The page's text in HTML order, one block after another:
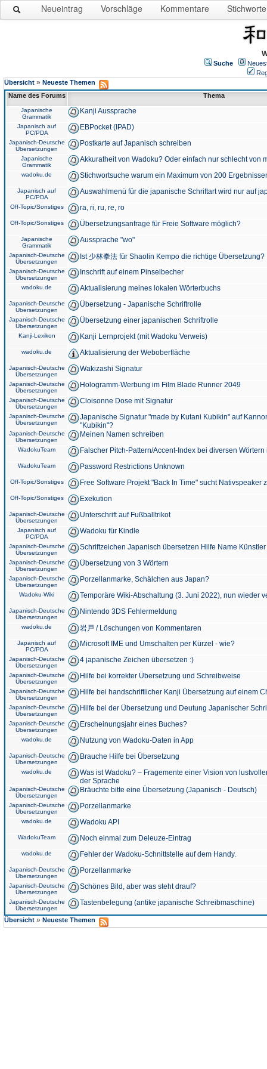
Neueintrag Vorschläge Kommentare Stichworte
Suche
Übersicht » Neueste Themen
Name des Forums
Thema
Japanische
Grammatik
Kanji Aussprache
Japanisch auf
PC/PDA
EBPocket (IPAD)
Japanisch-Deutsche
Übersetzungen
Postkarte auf Japanisch schreiben
Japanische
Grammatik
Akkuratheit von Wadoku? Oder einfach nur schlecht von
wadoku.de Stichwortsuche warum ein Maximum von 200
Japanisch auf
PC/PDA
Auswahlmenü für die japanische Schriftart wird nur auf
Off-Topic/Sonstiges ra, ri, ru, re, ro
Off-Topic/Sonstiges Übersetzungsanfrage für Freie Software möglich?
Japanische
Grammatik
Aussprache "wo"
Japanisch-Deutsche
Übersetzungen
Ist 少林拳法 für Shaolin Kempo die richtige Übersetzung?
Japanisch-Deutsche
Übersetzungen
Inschrift auf einem Pinselbecher
wadoku.de Aktualisierung meines lokalen Wörterbuchs
Japanisch-Deutsche
Übersetzungen
Übersetzung - Japanische Schriftrolle
Japanisch-Deutsche
Übersetzungen
Übersetzung einer japanischen Schriftrolle
Kanji-Lexikon Kanji Lernprojekt (mit Wadoku Verweis)
wadoku.de Aktualisierung der Weboberfläche
Japanisch-Deutsche
Übersetzungen
Wakizashi Signatur
Japanisch-Deutsche
Übersetzungen
Hologramm-Werbung im Film Blade Runner 2049
Japanisch-Deutsche
Übersetzungen
Cloisonne Dose mit Signatur
Japanisch-Deutsche
Übersetzungen
Japanische Signatur "made by Kutani Kubikin" auf
"Kubikin"?
Japanisch-Deutsche
Übersetzungen
Meinen Namen schreiben
WadokuTeam Falscher Pitch-Pattern/Accent-Index bei diversen
WadokuTeam Password Restrictions Unknown
Off-Topic/Sonstiges Free Software Projekt "Back In Time" sucht Nativspeaker
Off-Topic/Sonstiges Exekution
Japanisch-Deutsche
Übersetzungen
Unterschrift auf Fußballtrikot
Japanisch auf
PC/PDA
Wadoku für Kindle
Japanisch-Deutsche
Übersetzungen
Schriftzeichen Japanisch übersetzen Hilfe Name
Japanisch-Deutsche
Übersetzungen
Übersetzung von 3 Wörtern
Japanisch-Deutsche
Übersetzungen
Porzellanmarke, Schälchen aus Japan?
Wadoku-Wiki Temporäre Wiki-Abschaltung (3. Juni 2022), nun wieder
Japanisch-Deutsche
Übersetzungen
Nintendo 3DS Fehlermeldung
wadoku.de 岩戸 / Löschungen von Kommentaren
Japanisch auf
PC/PDA
Microsoft IME und Umschalten per Kürzel - wie?
Japanisch-Deutsche
Übersetzungen
4 japanische Zeichen übersetzen :)
Japanisch-Deutsche
Übersetzungen
Hilfe bei korrekter Übersetzung und Schreibweise
Japanisch-Deutsche
Übersetzungen
Hilfe bei handschriftlicher Kanji Übersetzung auf einem
Japanisch-Deutsche
Übersetzungen
Hilfe bei der Übersetzung und Deutung Japanischer
Japanisch-Deutsche
Übersetzungen
Erscheinungsjahr eines Buches?
wadoku.de Nutzung von Wadoku-Daten in App
Japanisch-Deutsche
Übersetzungen
Brauche Hilfe bei Übersetzung
wadoku.de
Was ist Wadoku? – Fragemente einer Vision von
der Sprache
Japanisch-Deutsche
Übersetzungen
Bräuchte bitte eine Übersetzung (Japanisch - Deutsch)
Japanisch-Deutsche
Übersetzungen
Porzellanmarke
wadoku.de Wadoku API
WadokuTeam Noch einmal zum Deleuze-Eintrag
wadoku.de Fehler der Wadoku-Schnittstelle auf dem Handy.
Japanisch-Deutsche
Übersetzungen
Porzellanmarke
Japanisch-Deutsche
Übersetzungen
Schönes Bild, aber was steht drauf?
Japanisch-Deutsche
Übersetzungen
Tastenbelegung (antike japanische Schreibmaschine)
Übersicht » Neueste Themen